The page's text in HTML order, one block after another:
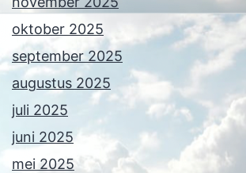
oktober 2025
september 2025
augustus 2025
juli 2025
juni 2025
mei 2025